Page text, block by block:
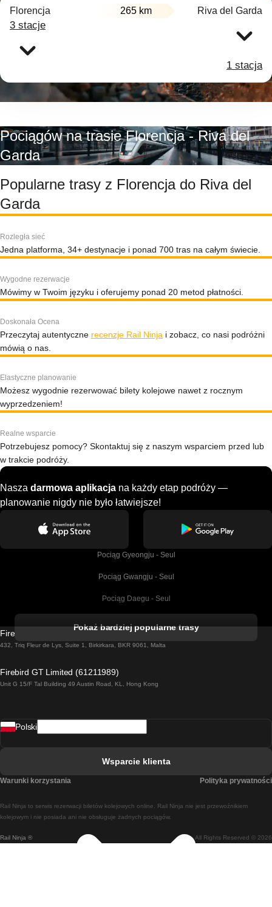
Florencja 265 km Riva del Garda
3 stacje
1 stacja
Pociągów na trasie Florencja - Riva del
Garda
Popularne trasy z Florencja do Riva del
Garda
Rozległa sieć
Jedna platforma, 34+ destynacje i ponad 700 tras na całym świecie.
Wygodne rezerwacje
Mówimy w Twoim języku i oferujemy ponad 20 metod płatności.
Doskonała Ocena
Przeczytaj autentyczne recenzje Rail Ninja i zobacz, co nasi podróżni
mówią o nas.
Elastyczne planowanie
Możesz wygodnie rezerwować bilety kolejowe nawet z rocznym
wyprzedzeniem!
Realne wsparcie
Potrzebujesz pomocy? Skontaktuj się z naszym wsparciem przed lub
w trakcie podróży.
Nasza darmowa aplikacja na każdy etap podróży —
planowanie nigdy nie było łatwiejsze!
Pociąg Gyeongju - Seul
Pociąg Gwangju - Seul
Pociąg Daegu - Seul
Pociąg Dublin - Galway
Pociąg Rzym - Neapol
Pociąg Madryt - Lizbona
Pociąg Madryt - Barcelona
Pokaż bardziej popularne trasy
Firebird GT Limited (OC 1451)
432, Triq Fleur de Lys, Suite 1, Birkirkara, BKR 9061, Malta
Firebird GT Limited (61211989)
Unit G 15/F Tal Building 49 Austin Road, KL, Hong Kong
Rail Ninja ® All Rights Reserved © 2026
Rail Ninja to serwis rezerwacji biletów kolejowych online. Rail Ninja nie jest przewoźnikiem
kolejowym i nie posiada ani nie obsługuje żadnych pociągów.
Polski
Wsparcie klienta
Warunki korzystania Polityka prywatności